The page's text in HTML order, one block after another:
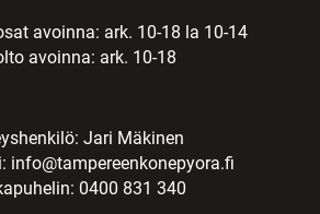
avoinna: ark. 10-18 la 10-14
avoinna: ark. 10-18
Jari Mäkinen
info@tampereenkonepyora.fi
0400 831 340